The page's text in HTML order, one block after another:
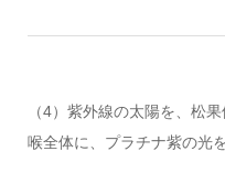
（4）紫外線の太陽を、松
喉全体に、プラチナ紫の光